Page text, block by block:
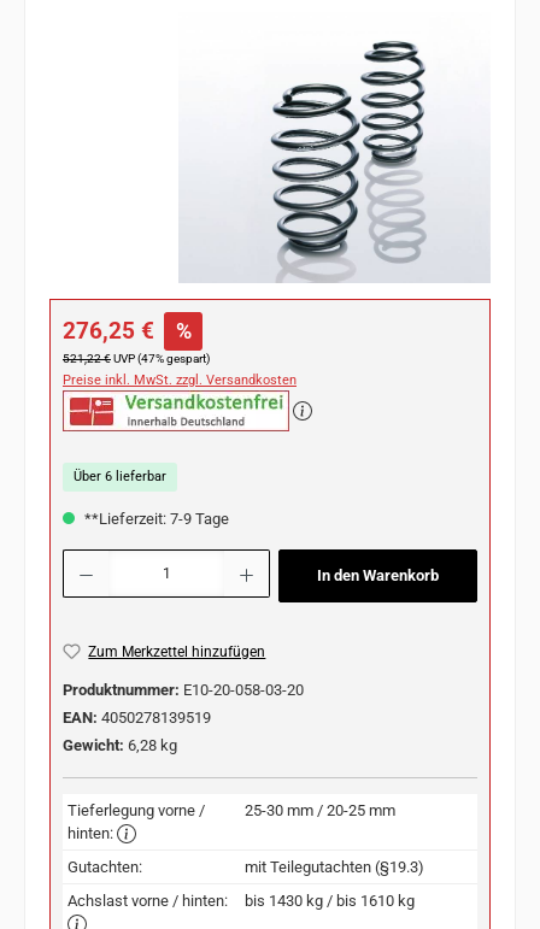
Verkaufspreis:
276,25 € %
Regulärer Preis:
521,22 €UVP (47% gespart)
Preise inkl. MwSt. zzgl. Versandkosten
Über 6 lieferbar
**Lieferzeit: 7-9 Tage
Produkt Anzahl: Gib den gewünschten Wert ein oder benutze die Schaltflächen
In den Warenkorb
Zum Merkzettel hinzufügen
Produktnummer: E10-20-058-03-20
EAN: 4050278139519
Gewicht: 6,28 kg
Tieferlegung vorne /
hinten:
25-30 mm / 20-25 mm
Gutachten:
mit Teilegutachten (§19.3)
Achslast vorne / hinten:
bis 1430 kg / bis 1610 kg